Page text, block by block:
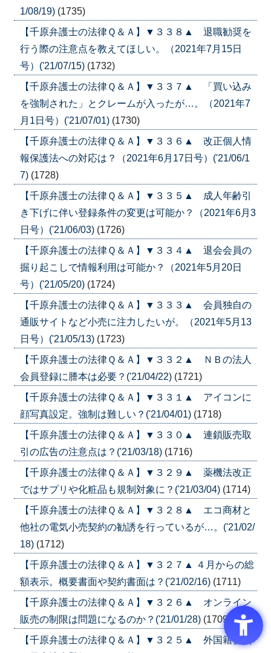
1/08/19) (1735)
【千原弁護士の法律Ｑ＆Ａ】▼３３８▲ 退職勧奨を
行う際の注意点を教えてほしい。（2021年7月15日
号）('21/07/15) (1732)
【千原弁護士の法律Ｑ＆Ａ】▼３３７▲ 「買い込み
を強制された」とクレームが入ったが…。（2021年7
月1日号）('21/07/01) (1730)
【千原弁護士の法律Ｑ＆Ａ】▼３３６▲ 改正個人情
報保護法への対応は？（2021年6月17日号）('21/06/1
7) (1728)
【千原弁護士の法律Ｑ＆Ａ】▼３３５▲ 成人年齢引
き下げに伴い登録条件の変更は可能か？（2021年6月3
日号）('21/06/03) (1726)
【千原弁護士の法律Ｑ＆Ａ】▼３３４▲ 退会会員の
掘り起こしで情報利用は可能か？（2021年5月20日
号）('21/05/20) (1724)
【千原弁護士の法律Ｑ＆Ａ】▼３３３▲ 会員独自の
通販サイトなど小売に注力したいが。（2021年5月13
日号）('21/05/13) (1723)
【千原弁護士の法律Ｑ＆Ａ】▼３３２▲ ＮＢの法人
会員登録に謄本は必要？('21/04/22) (1721)
【千原弁護士の法律Ｑ＆Ａ】▼３３１▲ アイコンに
顔写真設定。強制は難しい？('21/04/01) (1718)
【千原弁護士の法律Ｑ＆Ａ】▼３３０▲ 連鎖販売取
引の広告の注意点は？('21/03/18) (1716)
【千原弁護士の法律Ｑ＆Ａ】▼３２９▲ 薬機法改正
ではサプリや化粧品も規制対象に？('21/03/04) (1714)
【千原弁護士の法律Ｑ＆Ａ】▼３２８▲ エコ商材と
他社の電気小売契約の勧誘を行っているが…。('21/02/
18) (1712)
【千原弁護士の法律Ｑ＆Ａ】▼３２７▲ ４月からの総
額表示。概要書面や契約書面は？('21/02/16) (1711)
【千原弁護士の法律Ｑ＆Ａ】▼３２６▲ オンライン
販売の制限は問題になるのか？('21/01/28) (1709)
【千原弁護士の法律Ｑ＆Ａ】▼３２５▲ 外国籍会員